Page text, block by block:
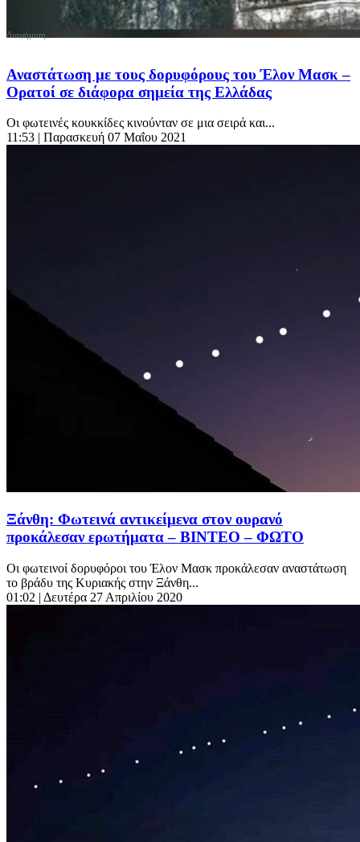
Αναστάτωση με τους δορυφόρους του Έλον Μασκ –
Ορατοί σε διάφορα σημεία της Ελλάδας
Οι φωτεινές κουκκίδες κινούνταν σε μια σειρά και...
11:53 | Παρασκευή 07 Μαΐου 2021
Ξάνθη: Φωτεινά αντικείμενα στον ουρανό
προκάλεσαν ερωτήματα – ΒΙΝΤΕΟ – ΦΩΤΟ
Οι φωτεινοί δορυφόροι του Έλον Μασκ προκάλεσαν αναστάτωση
το βράδυ της Κυριακής στην Ξάνθη...
01:02 | Δευτέρα 27 Απριλίου 2020